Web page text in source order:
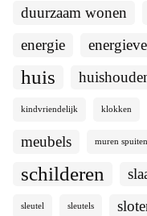
duurzaam wonen
energie
huis
kindvriendelijk klokken
meubels muren spuiten
schilderen
sleutel sleutels